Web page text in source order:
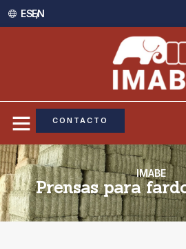
ES /EN
CONTACTO
IMABE
Prensas para